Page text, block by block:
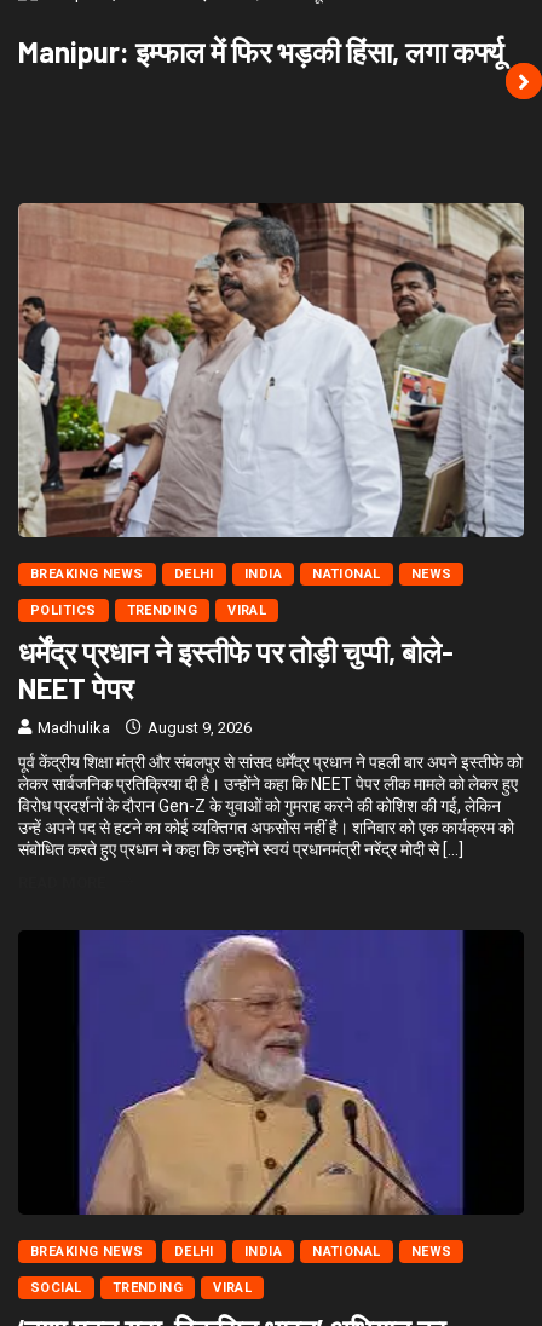
Manipur: इम्फाल में फिर भड़की हिंसा, लगा कर्फ्यू
BREAKING NEWS DELHI INDIA NATIONAL NEWS
POLITICS TRENDING VIRAL
धर्मेंद्र प्रधान ने इस्तीफे पर तोड़ी चुप्पी, बोले-
NEET पेपर
Madhulika August 9, 2026
पूर्व केंद्रीय शिक्षा मंत्री और संबलपुर से सांसद धर्मेंद्र प्रधान ने पहली बार अपने इस्तीफे को
लेकर सार्वजनिक प्रतिक्रिया दी है। उन्होंने कहा कि NEET पेपर लीक मामले को लेकर हुए
विरोध प्रदर्शनों के दौरान Gen-Z के युवाओं को गुमराह करने की कोशिश की गई, लेकिन
उन्हें अपने पद से हटने का कोई व्यक्तिगत अफसोस नहीं है। शनिवार को एक कार्यक्रम को
संबोधित करते हुए प्रधान ने कहा कि उन्होंने स्वयं प्रधानमंत्री नरेंद्र मोदी से […]
BREAKING NEWS DELHI INDIA NATIONAL NEWS
SOCIAL TRENDING VIRAL